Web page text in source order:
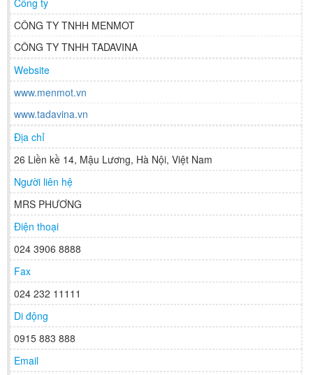
Công ty
CÔNG TY TNHH MENMOT
CÔNG TY TNHH TADAVINA
Website
www.menmot.vn
www.tadavina.vn
Địa chỉ
26 Liền kề 14, Mậu Lương, Hà Nội, Việt Nam
Người liên hệ
MRS PHƯƠNG
Điện thoại
024 3906 8888
Fax
024 232 11111
Di động
0915 883 888
Email